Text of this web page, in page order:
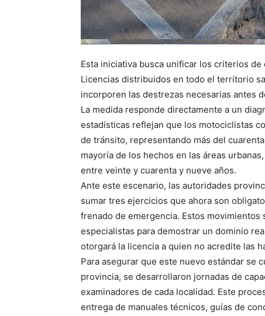
Esta iniciativa busca unificar los criterios
Licencias distribuidos en todo el territorio
incorporen las destrezas necesarias antes
La medida responde directamente a un
estadísticas reflejan que los motociclistas
de tránsito, representando más del
mayoría de los hechos en las áreas
entre veinte y cuarenta y nueve años.
Ante este escenario, las autoridades
sumar tres ejercicios que ahora son
frenado de emergencia. Estos
especialistas para demostrar un dominio
otorgará la licencia a quien no acredite las
Para asegurar que este nuevo estándar se
provincia, se desarrollaron jornadas de
examinadores de cada localidad. Este
entrega de manuales técnicos, guías de